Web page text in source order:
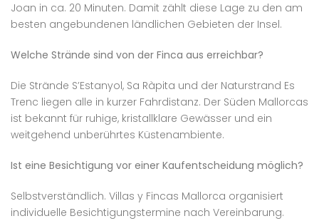
Joan in ca. 20 Minuten. Damit zählt diese Lage zu den am
besten angebundenen ländlichen Gebieten der Insel.
Welche Strände sind von der Finca aus erreichbar?
Die Strände S’Estanyol, Sa Ràpita und der Naturstrand Es
Trenc liegen alle in kurzer Fahrdistanz. Der Süden Mallorcas
ist bekannt für ruhige, kristallklare Gewässer und ein
weitgehend unberührtes Küstenambiente.
Ist eine Besichtigung vor einer Kaufentscheidung möglich?
Selbstverständlich. Villas y Fincas Mallorca organisiert
individuelle Besichtigungstermine nach Vereinbarung.